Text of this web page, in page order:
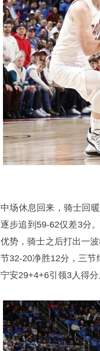
中场休息回来，骑士回
逐步追到59-62仅差3分
优势，骑士之后打出一
节32-20净胜12分，三
宁安29+4+6引领3人得